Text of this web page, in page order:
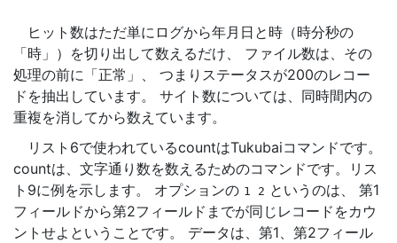
ヒット数はただ単にログから年月日と時（時分秒の
「時」）を切り出して数えるだけ、 ファイル数は、その
処理の前に「正常」、 つまりステータスが200のレコー
ドを抽出しています。 サイト数については、同時間内の
重複を消してから数えています。
リスト6で使われているcountはTukubaiコマンドです。
countは、文字通り数を数えるためのコマンドです。リス
ト9に例を示します。 オプションの 1 2 というのは、 第1
フィールドから第2フィールドまでが同じレコードをカウ
ントせよということです。 データは、第1、第2フィール